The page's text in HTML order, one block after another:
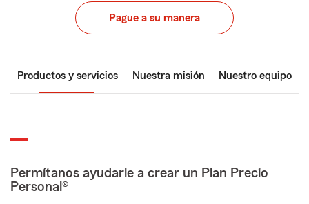
Pague a su manera
Productos y servicios Nuestra misión Nuestro equipo
Permítanos ayudarle a crear un Plan Precio
Personal®